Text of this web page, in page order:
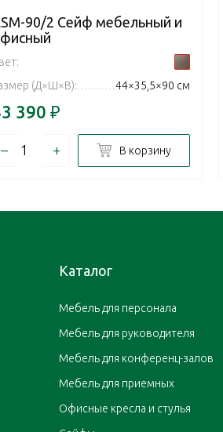
90/2 Сейф мебельный и
(Д×Ш×В):
44×35,5×90 см
390 ₽
– + В корзину
Каталог
Мебель для персонала
Мебель для руководителя
Мебель для конференц-залов
Мебель для приемных
Офисные кресла и стулья